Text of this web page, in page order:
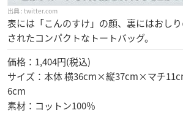
twitter.com
表には「こんのすけ」の顔、裏にはおし
されたコンパクトなトートバッグ。
価格：1,404円(税込)
サイズ：本体 横36cm×縦37cm×マチ
6cm
素材：コットン100％